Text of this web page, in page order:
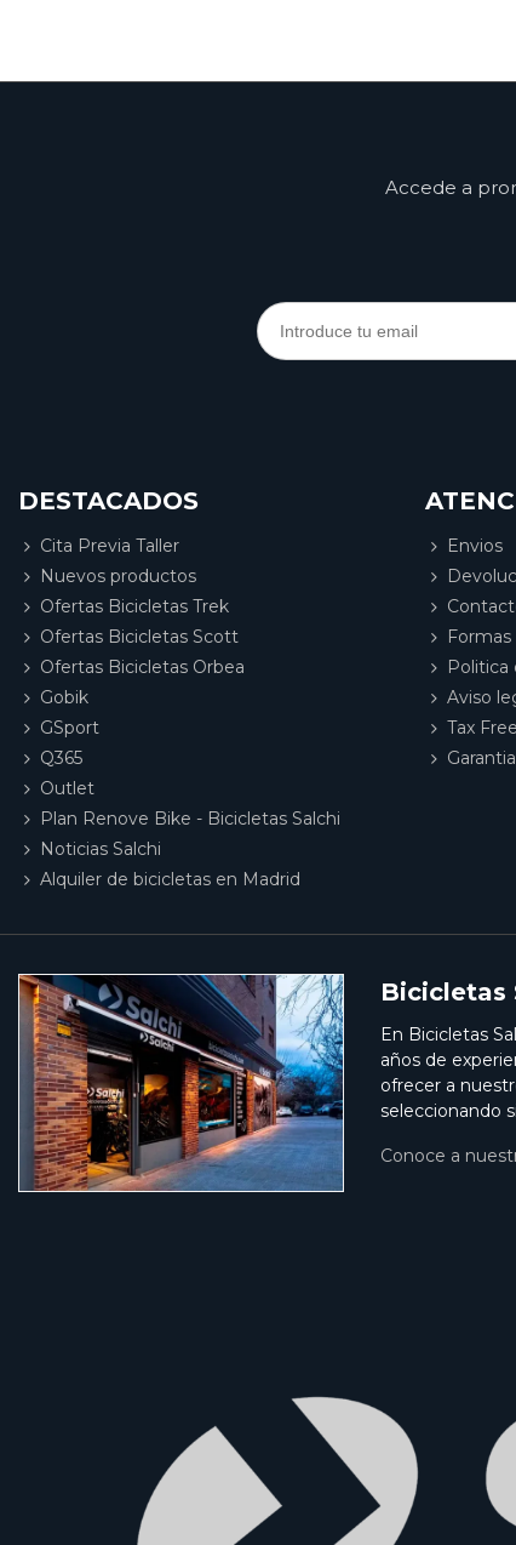
Accede a
DESTACADOS
Cita Previa Taller
Nuevos productos
Ofertas Bicicletas Trek
Ofertas Bicicletas Scott
Ofertas Bicicletas Orbea
Gobik
GSport
Q365
Outlet
Plan Renove Bike - Bicicletas Salchi
Noticias Salchi
Alquiler de bicicletas en Madrid
Envios
Politica
Aviso
Tax Free
Bicicletas
En Bicicletas
años de
ofrecer a
seleccionando
Conoce a